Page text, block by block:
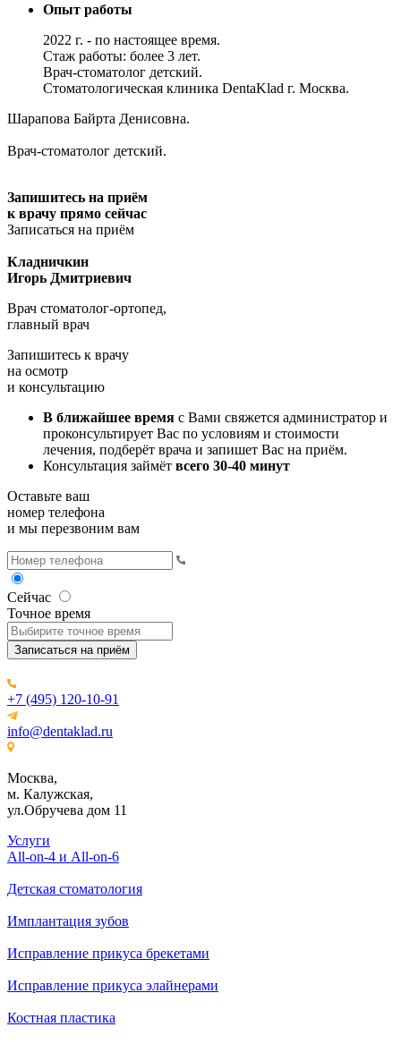
Опыт работы
2022 г. - по настоящее время.
Стаж работы: более 3 лет.
Врач-стоматолог детский.
Стоматологическая клиника DentaKlad г. Москва.
Шарапова Байрта Денисовна.
Врач-стоматолог детский.
Запишитесь на приём
к врачу прямо сейчас
Записаться на приём
Кладничкин
Игорь Дмитриевич
Врач стоматолог-ортопед,
главный врач
Запишитесь к врачу
на осмотр
и консультацию
В ближайшее время с Вами свяжется администратор и
проконсультирует Вас по условиям и стоимости
лечения, подберёт врача и запишет Вас на приём.
Консультация займёт всего 30-40 минут
Оставьте ваш
номер телефона
и мы перезвоним вам
Сейчас
Точное время
Записаться на приём
+7 (495) 120-10-91
info@dentaklad.ru
Москва,
м. Калужская,
ул.Обручева дом 11
Услуги
All-on-4 и All-on-6
Детская стоматология
Имплантация зубов
Исправление прикуса брекетами
Исправление прикуса элайнерами
Костная пластика